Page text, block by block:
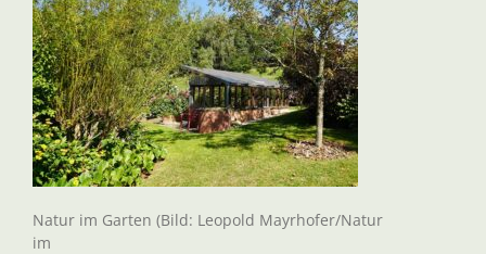
Natur im Garten (Bild: Leopold Mayrhofer/Natur
im